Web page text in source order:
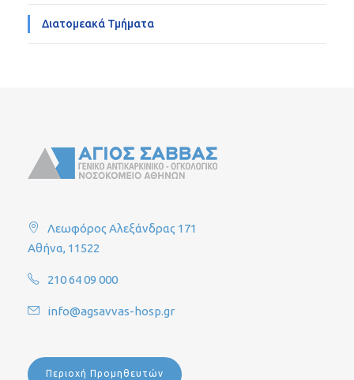
Διατομεακά Τμήματα
Λεωφόρος Αλεξάνδρας 171
Αθήνα, 11522
210 64 09 000
info@agsavvas-hosp.gr
Περιοχή Προμηθευτών